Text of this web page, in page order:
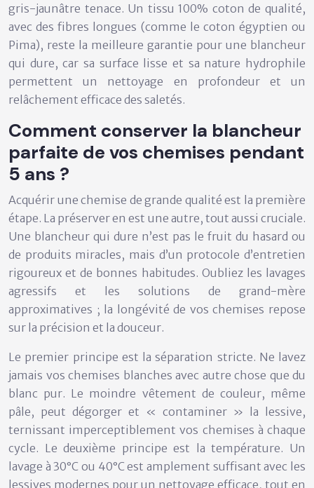
gris-jaunâtre tenace. Un tissu 100% coton de qualité,
avec des fibres longues (comme le coton égyptien ou
Pima), reste la meilleure garantie pour une blancheur
qui dure, car sa surface lisse et sa nature hydrophile
permettent un nettoyage en profondeur et un
relâchement efficace des saletés.
Comment conserver la blancheur
parfaite de vos chemises pendant
5 ans ?
Acquérir une chemise de grande qualité est la première
étape. La préserver en est une autre, tout aussi cruciale.
Une blancheur qui dure n’est pas le fruit du hasard ou
de produits miracles, mais d’un protocole d’entretien
rigoureux et de bonnes habitudes. Oubliez les lavages
agressifs et les solutions de grand-mère
approximatives ; la longévité de vos chemises repose
sur la précision et la douceur.
Le premier principe est laséparation stricte. Ne lavez
jamais vos chemises blanches avec autre chose que du
blanc pur. Le moindre vêtement de couleur, même
pâle, peut dégorger et « contaminer » la lessive,
ternissant imperceptiblement vos chemises à chaque
cycle. Le deuxième principe est la température. Un
lavage à 30°C ou 40°C est amplement suffisant avec les
lessives modernes pour un nettoyage efficace, tout en